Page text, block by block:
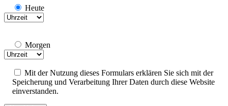
Heute
Morgen
Mit der Nutzung dieses Formulars erklären Sie sich mit der
Speicherung und Verarbeitung Ihrer Daten durch diese Website
einverstanden.